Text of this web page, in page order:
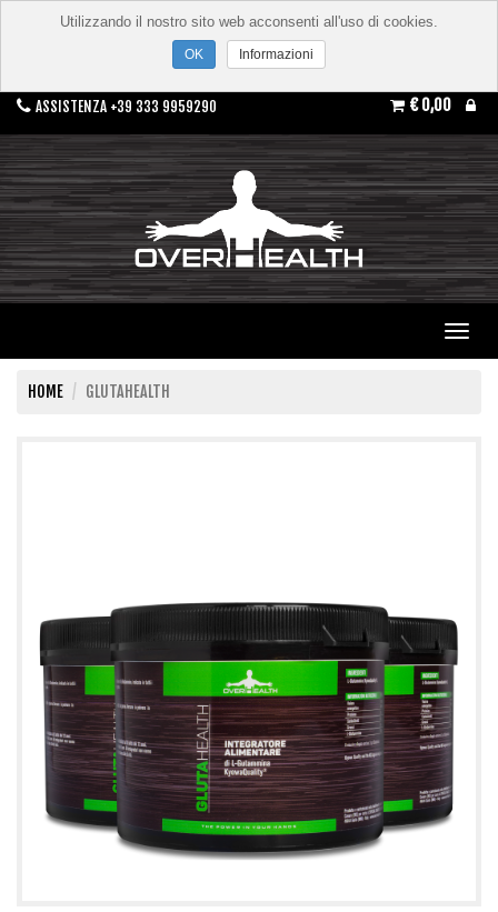
ASSISTENZA +39 333 9959290 € 0,00
HOME GLUTAHEALTH
Utilizzando il nostro sito web acconsenti all'uso di cookies.
Informazioni